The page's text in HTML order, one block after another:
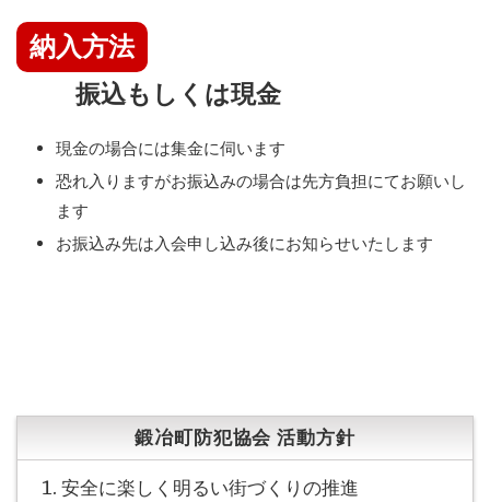
納入方法
振込もしくは現金
現金の場合には集金に伺います
恐れ入りますがお振込みの場合は先方負担にてお願いし
ます
お振込み先は入会申し込み後にお知らせいたします
鍛冶町防犯協会 活動方針
安全に楽しく明るい街づくりの推進